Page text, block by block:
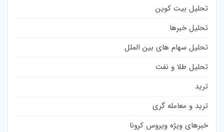
تحلیل بیت کوین
تحلیل خبرها
تحلیل سهام های بین الملل
تحلیل طلا و نفت
ترید
ترید و معامله گری
خبرهای ویژه ویروس کرونا